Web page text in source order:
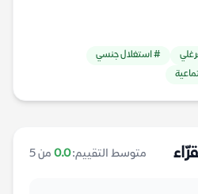
# استغلال جنسي
متوسط التقييم:0.0 من 5